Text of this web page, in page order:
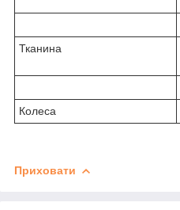
Тканина
Колеса
Приховати